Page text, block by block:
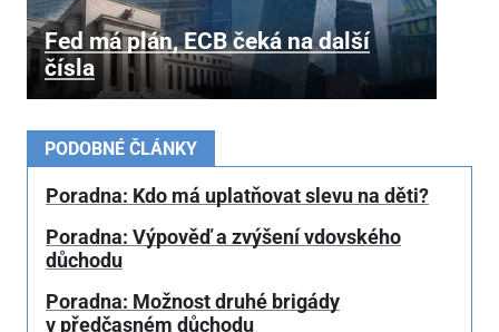
Fed má plán, ECB čeká na další
čísla
PODOBNÉ ČLÁNKY
Poradna: Kdo má uplatňovat slevu na děti?
Poradna: Výpověď a zvýšení vdovského
důchodu
Poradna: Možnost druhé brigády
v předčasném důchodu